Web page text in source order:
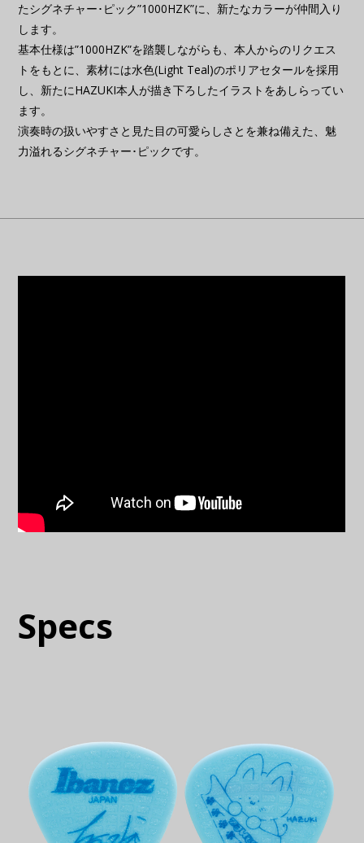
たシグネチャー･ピック”1000HZK”に、新たなカラーが仲間入り
します。
基本仕様は”1000HZK”を踏襲しながらも、本人からのリクエス
トをもとに、素材には水色(Light Teal)のポリアセタールを採用
し、新たにHAZUKI本人が描き下ろしたイラストをあしらってい
ます。
演奏時の扱いやすさと見た目の可愛らしさとを兼ね備えた、魅
力溢れるシグネチャー･ピックです。
Specs